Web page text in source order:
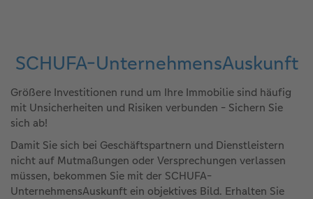
SCHUFA-UnternehmensAuskunft
Größere Investitionen rund um Ihre Immobilie sind häufig
mit Unsicherheiten und Risiken verbunden - Sichern Sie
sich ab!
Damit Sie sich bei Geschäftspartnern und Dienstleistern
nicht auf Mutmaßungen oder Versprechungen verlassen
müssen, bekommen Sie mit der SCHUFA-
UnternehmensAuskunft ein objektives Bild. Erhalten Sie